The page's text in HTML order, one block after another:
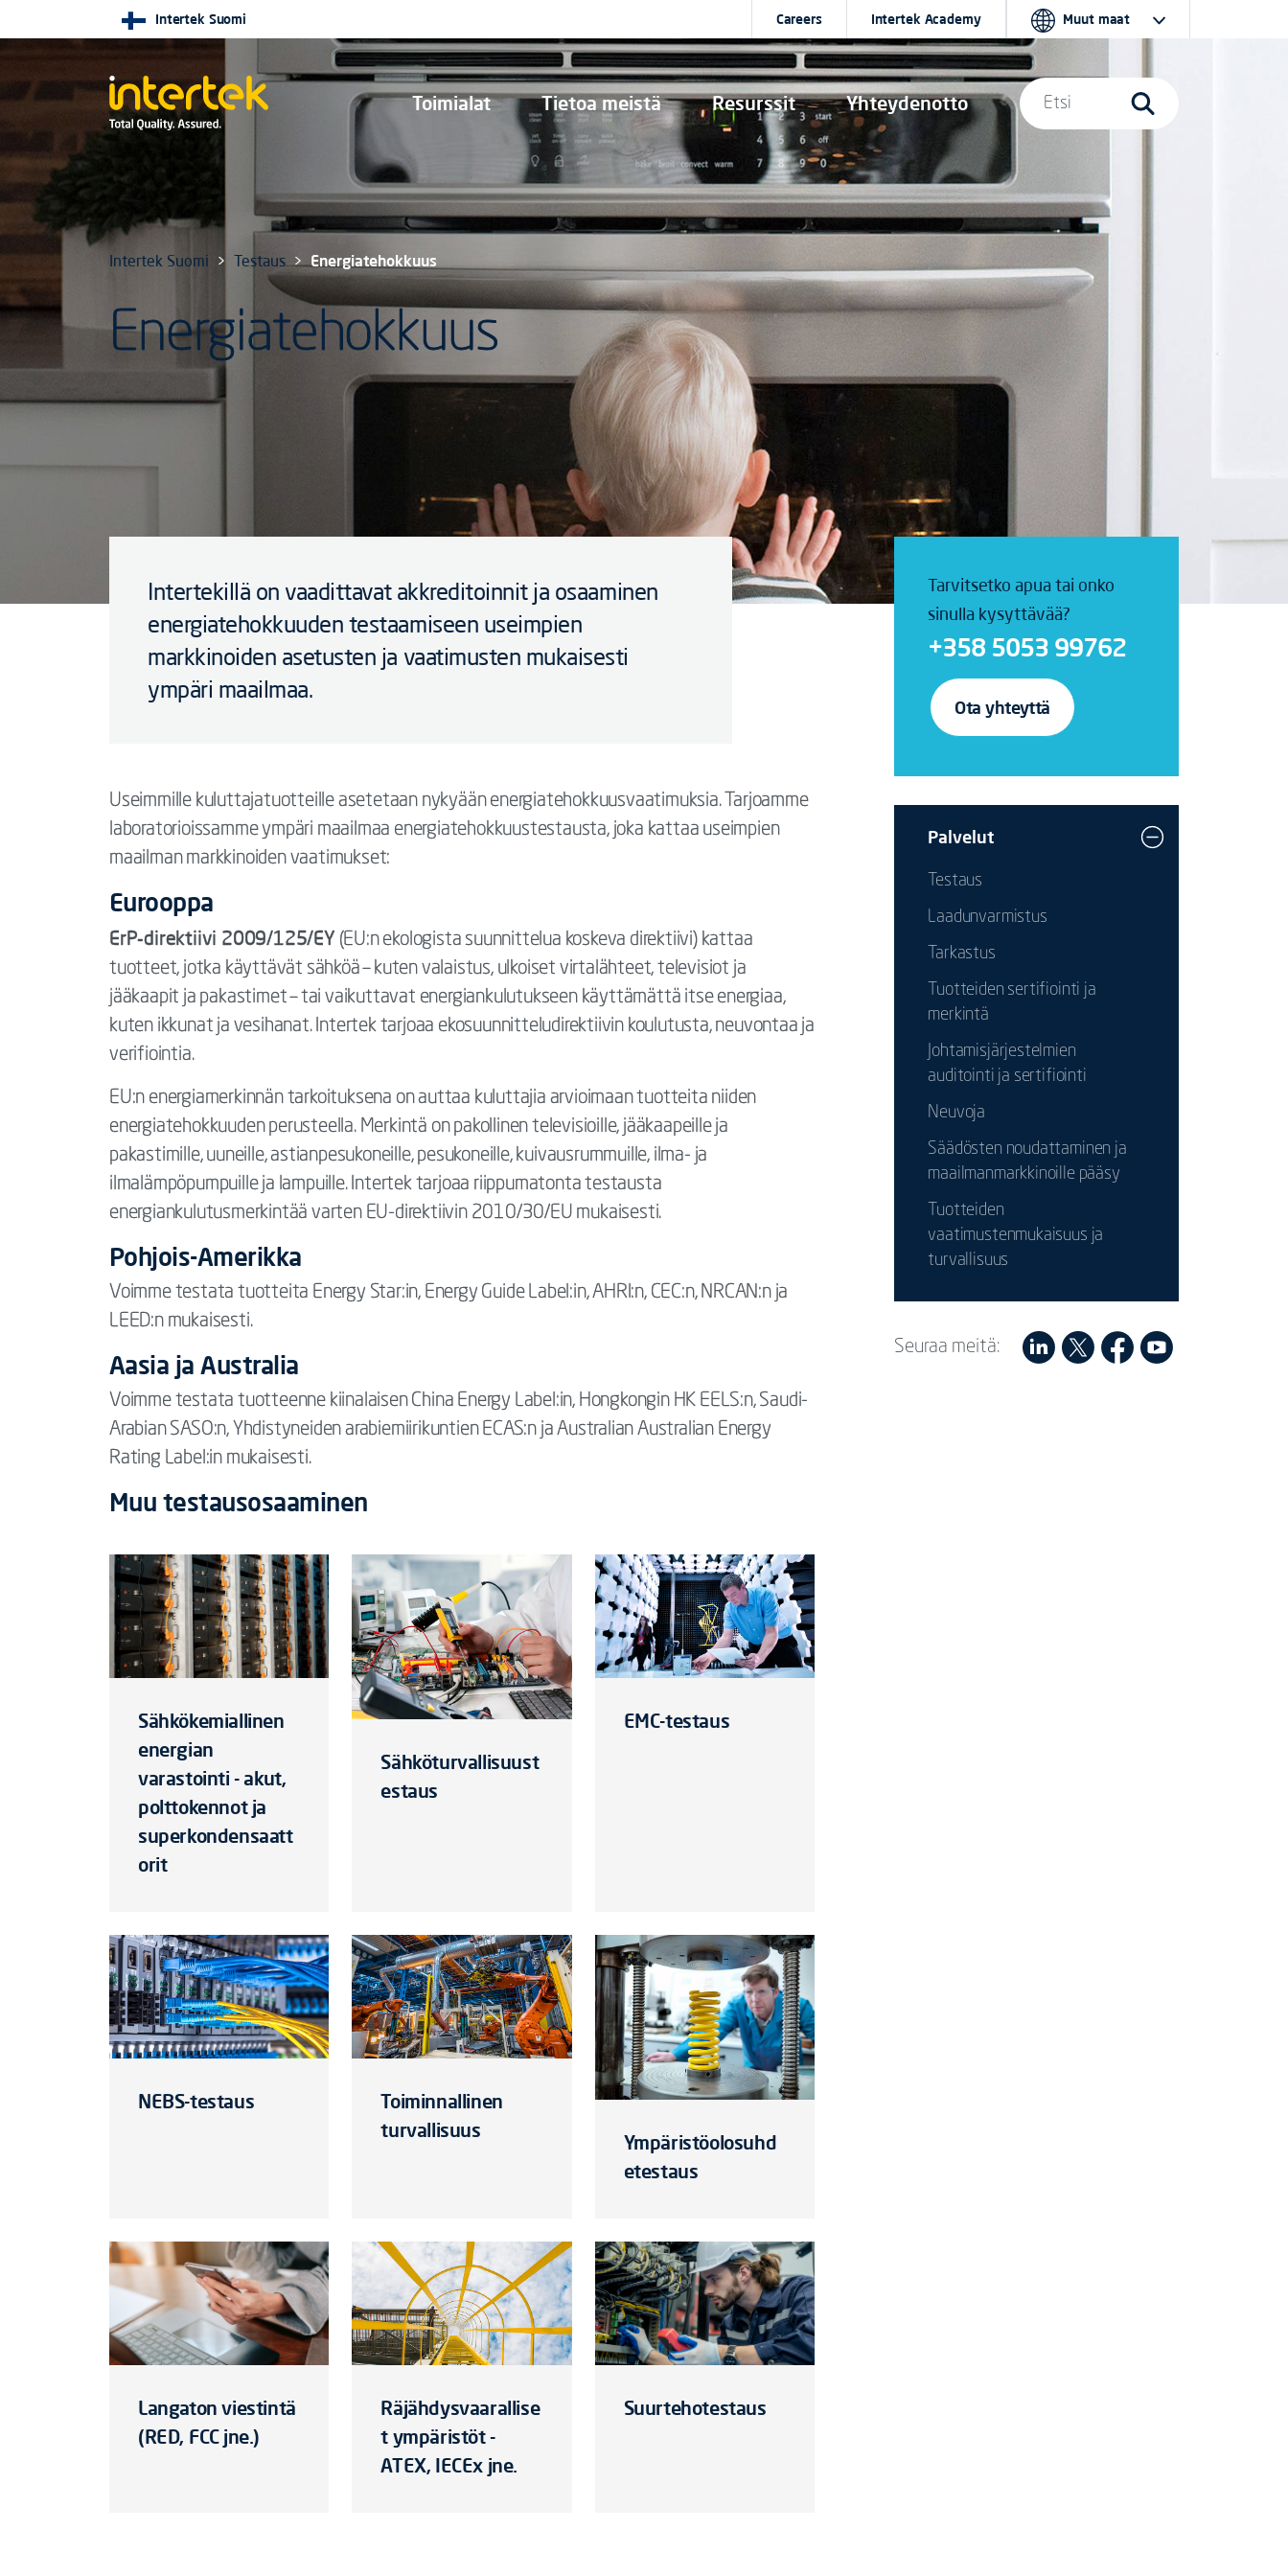
Toimialat Tietoa meistä Resurssit Yhteydenotto
Intertek Suomi Careers Intertek Academy Muut maat
Etsi
Intertek Suomi Testaus Energiatehokkuus
Energiatehokkuus
Intertekillä on vaadittavat akkreditoinnit ja osaaminen
energiatehokkuuden testaamiseen useimpien
markkinoiden asetusten ja vaatimusten mukaisesti
ympäri maailmaa.
Useimmille kuluttajatuotteille asetetaan nykyään energiatehokkuusvaatimuksia. Tarjoamme
laboratorioissamme ympäri maailmaa energiatehokkuustestausta, joka kattaa useimpien
maailman markkinoiden vaatimukset:
Eurooppa
ErP-direktiivi 2009/125/EY (EU:n ekologista suunnittelua koskeva direktiivi) kattaa
tuotteet, jotka käyttävät sähköä – kuten valaistus, ulkoiset virtalähteet, televisiot ja
jääkaapit ja pakastimet – tai vaikuttavat energiankulutukseen käyttämättä itse energiaa,
kuten ikkunat ja vesihanat. Intertek tarjoaa ekosuunnitteludirektiivin koulutusta, neuvontaa ja
verifiointia.
EU:n energiamerkinnän tarkoituksena on auttaa kuluttajia arvioimaan tuotteita niiden
energiatehokkuuden perusteella. Merkintä on pakollinen televisioille, jääkaapeille ja
pakastimille, uuneille, astianpesukoneille, pesukoneille, kuivausrummuille, ilma- ja
ilmalämpöpumpuille ja lampuille. Intertek tarjoaa riippumatonta testausta
energiankulutusmerkintää varten EU-direktiivin 2010/30/EU mukaisesti.
Pohjois-Amerikka
Voimme testata tuotteita Energy Star:in, Energy Guide Label:in, AHRI:n, CEC:n, NRCAN:n ja
LEED:n mukaisesti.
Aasia ja Australia
Voimme testata tuotteenne kiinalaisen China Energy Label:in, Hongkongin HK EELS:n, Saudi-
Arabian SASO:n, Yhdistyneiden arabiemiirikuntien ECAS:n ja Australian Australian Energy
Rating Label:in mukaisesti.
Muu testausosaaminen
Sähkökemiallinen
energian
varastointi - akut,
polttokennot ja
superkondensaatt
orit
Sähköturvallisuust
estaus
EMC-testaus
NEBS-testaus
Toiminnallinen
turvallisuus
Ympäristöolosuhd
etestaus
Langaton viestintä
(RED, FCC jne.)
Räjähdysvaarallise
t ympäristöt -
ATEX, IECEx jne.
Suurtehotestaus
Tarvitsetko apua tai onko
sinulla kysyttävää?
+358 5053 99762
Ota yhteyttä
Palvelut
Testaus
Laadunvarmistus
Tarkastus
Tuotteiden sertifiointi ja
merkintä
Johtamisjärjestelmien
auditointi ja sertifiointi
Neuvoja
Säädösten noudattaminen ja
maailmanmarkkinoille pääsy
Tuotteiden
vaatimustenmukaisuus ja
turvallisuus
Seuraa meitä: